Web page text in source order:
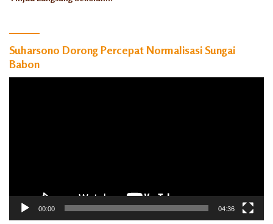
Suharsono Dorong Percepat Normalisasi Sungai
Babon
00:00 04:36